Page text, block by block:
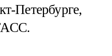
Петербурге,